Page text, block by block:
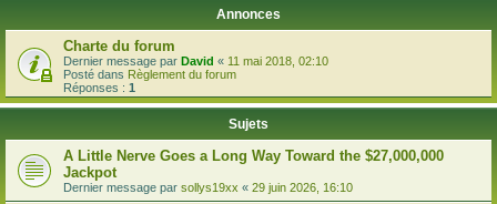
r
Annonces
Charte du forum
Dernier message par David « 11 mai 2018, 02:10
Posté dans Règlement du forum
Réponses : 1
Sujets
A Little Nerve Goes a Long Way Toward the $27,000,000
Jackpot
Dernier message par sollys19xx « 29 juin 2026, 16:10